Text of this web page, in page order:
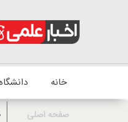
خانه
صفحه اصلی